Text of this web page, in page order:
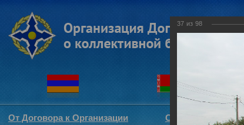
От Договора к Организации Структура ОДКБ
37 из 98